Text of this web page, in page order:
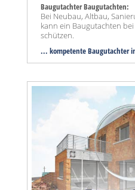
Baugutachter Baugutachten:
Bei Neubau, Altbau,
kann ein Baugutachten
schützen.
... kompetente Baugutachter